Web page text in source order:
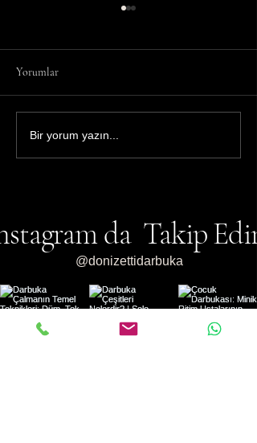
Dümbelek mi, Darbuka mı?
Aralarındaki 5 Temel Fark
Yorumlar
Bir yorum yazın...
da Takip Edin
@donizettidarbuka